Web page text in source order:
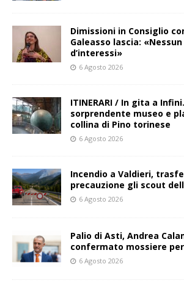
Dimissioni in Consiglio
Galeasso lascia:
d’interessi»
6 Agosto 2026
ITINERARI / In gita a
sorprendente museo e
collina di Pino torinese
6 Agosto 2026
Incendio a Valdieri,
precauzione gli scout
6 Agosto 2026
Palio di Asti, Andrea
confermato mossiere per
6 Agosto 2026